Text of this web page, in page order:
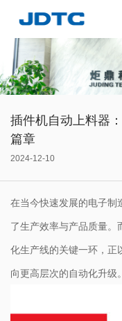
插件机自动上料器
篇章
2024-12-10
在当今快速发展的电子制
了生产效率与产品质量。
化生产线的关键一环，正
向更高层次的自动化升级。